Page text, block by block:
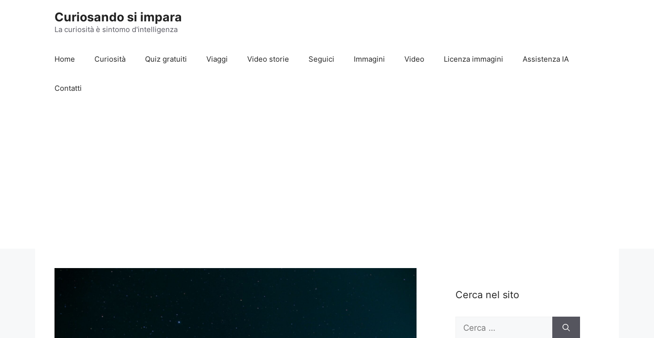
Curiosando si impara
La curiosità è sintomo d'intelligenza
Home Curiosità Quiz gratuiti Viaggi Video storie Seguici Immagini Video Licenza immagini Assistenza IA
Contatti
Cerca nel sito
Ricerca